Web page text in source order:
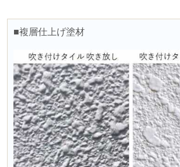
■複層仕上げ塗材